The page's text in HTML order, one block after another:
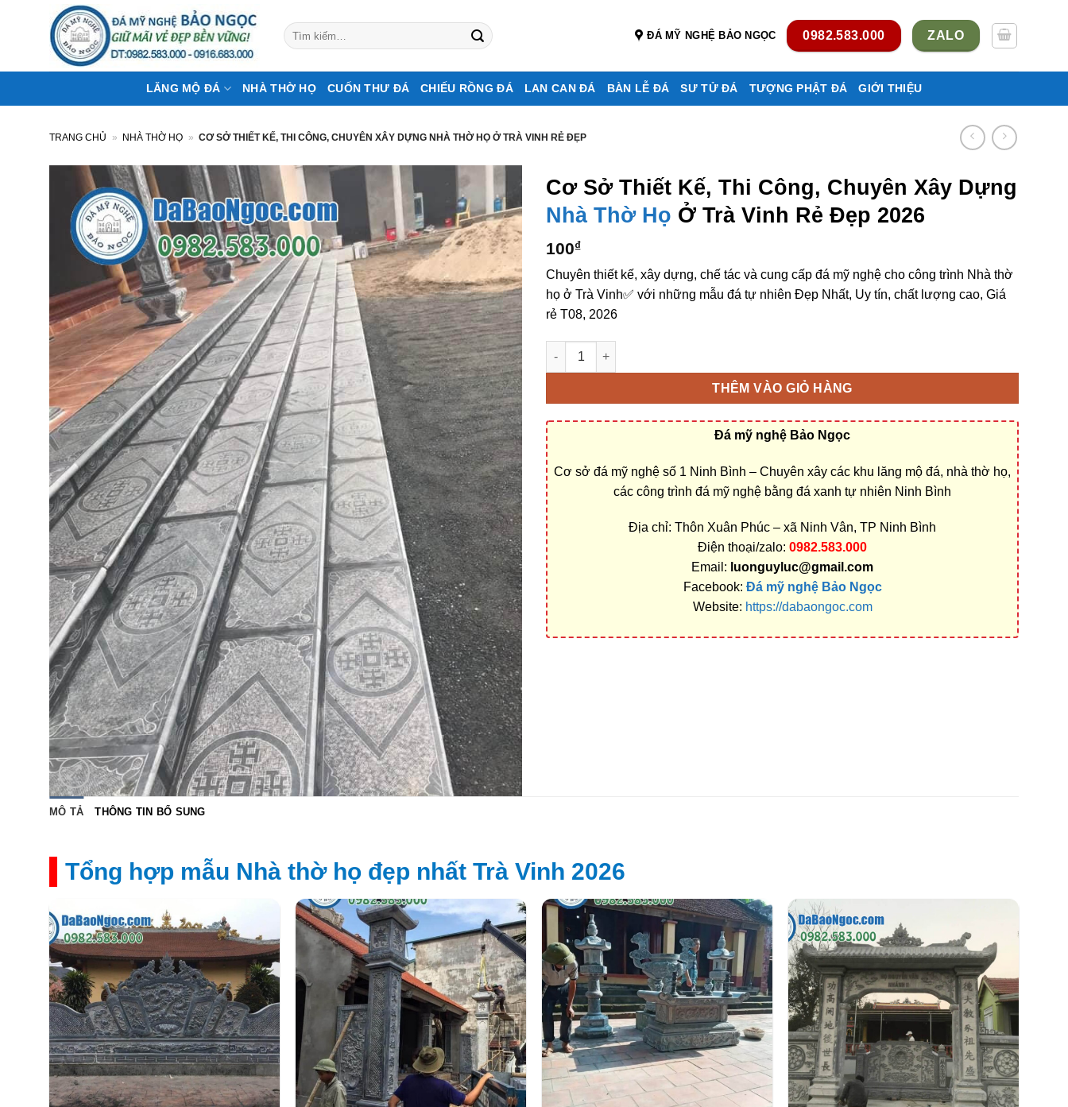
dung
Tìm
kiếm:
ĐÁ MỸ NGHỆ BẢO NGỌC 0982.583.000 ZALO
LĂNG MỘ ĐÁ NHÀ THỜ HỌ CUỐN THƯ ĐÁ CHIẾU RỒNG ĐÁ LAN CAN ĐÁ BÀN LỄ ĐÁ SƯ TỬ ĐÁ TƯỢNG PHẬT ĐÁ GIỚI THIỆU
TRANG CHỦ » NHÀ THỜ HỌ » CƠ SỞ THIẾT KẾ, THI CÔNG, CHUYÊN XÂY DỰNG NHÀ THỜ HỌ Ở TRÀ VINH RẺ ĐẸP
Cơ Sở Thiết Kế, Thi Công, Chuyên Xây Dựng
Nhà Thờ Họ Ở Trà Vinh Rẻ Đẹp 2026
100₫
Chuyên thiết kế, xây dựng, chế tác và cung cấp đá mỹ nghệ cho công trình Nhà thờ
họ ở Trà Vinh✅ với những mẫu đá tự nhiên Đẹp Nhất, Uy tín, chất lượng cao, Giá
rẻ T08, 2026
Cơ sở thiết kế, thi công, chuyên xây dựng Nhà thờ họ ở Trà Vinh rẻ đẹp số lượng
THÊM VÀO GIỎ HÀNG
Đá mỹ nghệ Bảo Ngọc
Cơ sở đá mỹ nghệ số 1 Ninh Bình – Chuyên xây các khu lăng mộ đá, nhà thờ họ,
các công trình đá mỹ nghệ bằng đá xanh tự nhiên Ninh Bình
Địa chỉ: Thôn Xuân Phúc – xã Ninh Vân, TP Ninh Bình
Điện thoại/zalo: 0982.583.000
Email: luonguyluc@gmail.com
Facebook: Đá mỹ nghệ Bảo Ngọc
Website: https://dabaongoc.com
MÔ TẢ THÔNG TIN BỔ SUNG
Tổng hợp mẫu Nhà thờ họ đẹp nhất Trà Vinh 2026